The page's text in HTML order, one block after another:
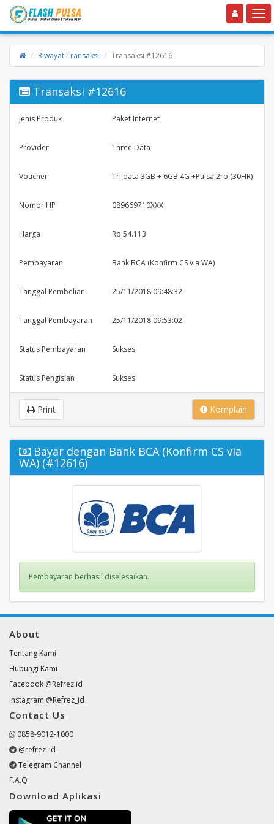
Toggle navigation
Riwayat Transaksi Transaksi #12616
Transaksi #12616
Jenis Produk Paket Internet
Provider Three Data
Voucher Tri data 3GB + 6GB 4G +Pulsa 2rb (30HR)
Nomor HP 089669710XXX
Harga Rp 54.113
Pembayaran Bank BCA (Konfirm CS via WA)
Tanggal Pembelian 25/11/2018 09:48:32
Tanggal Pembayaran 25/11/2018 09:53:02
Status Pembayaran Sukses
Status Pengisian Sukses
Komplain
Print
Bayar dengan Bank BCA (Konfirm CS via
WA) (#12616)
Pembayaran berhasil diselesaikan.
About
Tentang Kami
Hubungi Kami
Facebook @Refrez.id
Instagram @Refrez_id
Contact Us
0858-9012-1000
@refrez_id
Telegram Channel
F.A.Q
Download Aplikasi